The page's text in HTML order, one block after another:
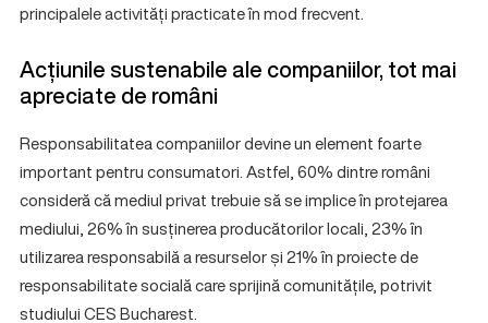
principalele activități practicate în mod frecvent.
Acțiunile sustenabile ale companiilor, tot mai
apreciate de români
Responsabilitatea companiilor devine un element foarte
important pentru consumatori. Astfel, 60% dintre români
consideră că mediul privat trebuie să se implice în protejarea
mediului, 26% în susținerea producătorilor locali, 23% în
utilizarea responsabilă a resurselor și 21% în proiecte de
responsabilitate socială care sprijină comunitățile, potrivit
studiului CES Bucharest.